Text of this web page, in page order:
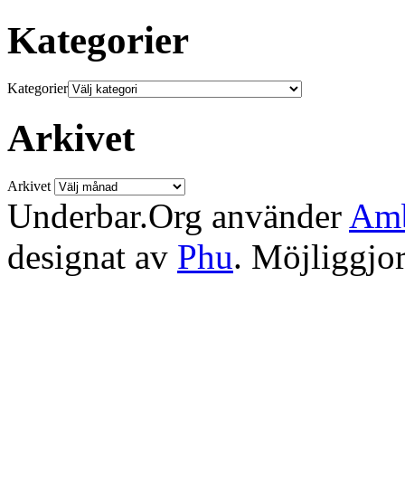
Kategorier
Kategorier
Arkivet
Arkivet
Underbar.Org använder
designat av Phu.